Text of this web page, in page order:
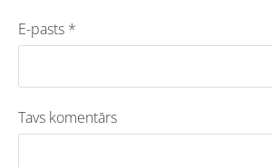
E-pasts *
Tavs komentārs